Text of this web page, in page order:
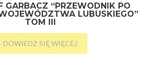
GARBACZ “PRZEWODNIK PO
LUBUSKIEGO”
TOM III
DOWIEDZ SIĘ WIĘCEJ